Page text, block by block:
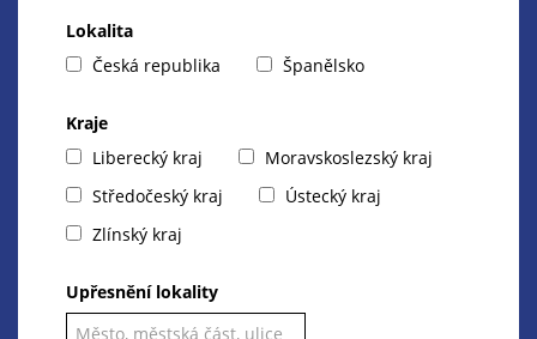
Lokalita
Česká republika
Španělsko
Kraje
Liberecký kraj
Moravskoslezský kraj
Středočeský kraj
Ústecký kraj
Zlínský kraj
Upřesnění lokality